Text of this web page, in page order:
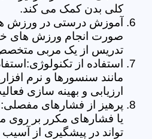
کلی بدن کمک می کند.
آموزش درستی در ورزش
صورت انجام ورزش های
تدریس از یک مربی
استفاده از
مانند سنسورها و نرم
ارزیابی و بهینه سازی
پرهیز از فشارهای
یا فشارهای مکرر بر
تواند در پیشگیری از آسیب